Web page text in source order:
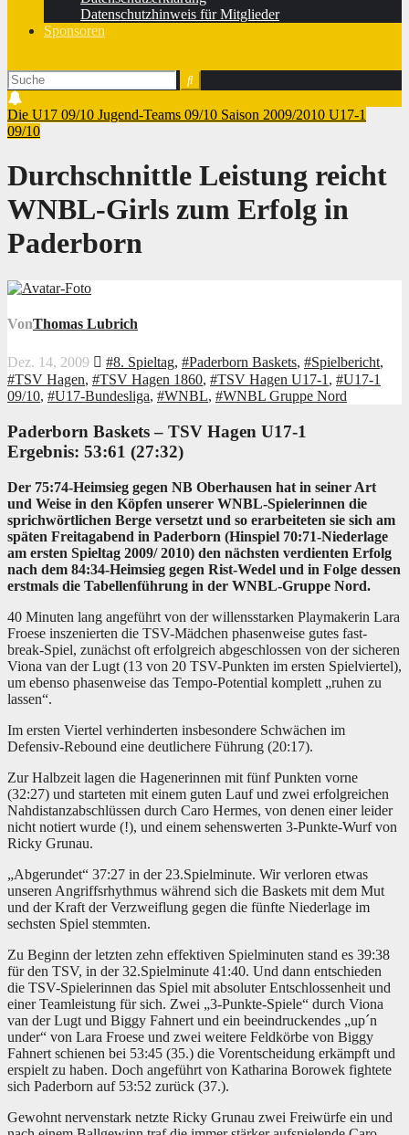
Datenschutzhinweis für Mitglieder
Sponsoren
Die U17 09/10 Jugend-Teams 09/10 Saison 2009/2010 U17-1
09/10
Durchschnittle Leistung reicht
WNBL-Girls zum Erfolg in
Paderborn
VonThomas Lubrich
Dez. 14, 2009 #8. Spieltag, #Paderborn Baskets, #Spielbericht,
#TSV Hagen, #TSV Hagen 1860, #TSV Hagen U17-1, #U17-1
09/10, #U17-Bundesliga, #WNBL, #WNBL Gruppe Nord
Paderborn Baskets – TSV Hagen U17-1
Ergebnis: 53:61 (27:32)
Der 75:74-Heimsieg gegen NB Oberhausen hat in seiner Art
und Weise in den Köpfen unserer WNBL-Spielerinnen die
sprichwörtlichen Berge versetzt und so erarbeiteten sie sich am
späten Freitagabend in Paderborn (Hinspiel 70:71-Niederlage
am ersten Spieltag 2009/ 2010) den nächsten verdienten Erfolg
nach dem 84:34-Heimsieg gegen Rist-Wedel und in Folge dessen
erstmals die Tabellenführung in der WNBL-Gruppe Nord.
40 Minuten lang angeführt von der willensstarken Playmakerin Lara
Froese inszenierten die TSV-Mädchen phasenweise gutes fast-
break-Spiel, zunächst oft erfolgreich abgeschlossen von der sicheren
Viona van der Lugt (13 von 20 TSV-Punkten im ersten Spielviertel),
um ebenso phasenweise das Tempo-Potential komplett „ruhen zu
lassen“.
Im ersten Viertel verhinderten insbesondere Schwächen im
Defensiv-Rebound eine deutlichere Führung (20:17).
Zur Halbzeit lagen die Hagenerinnen mit fünf Punkten vorne
(32:27) und starteten mit einem guten Lauf und zwei erfolgreichen
Nahdistanzabschlüssen durch Caro Hermes, von denen einer leider
nicht notiert wurde (!), und einem sehenswerten 3-Punkte-Wurf von
Ricky Grunau.
„Abgerundet“ 37:27 in der 23.Spielminute. Wir verloren etwas
unseren Angriffsrhythmus während sich die Baskets mit dem Mut
und der Kraft der Verzweiflung gegen die fünfte Niederlage im
sechsten Spiel stemmten.
Zu Beginn der letzten zehn effektiven Spielminuten stand es 39:38
für den TSV, in der 32.Spielminute 41:40. Und dann entschieden
die TSV-Spielerinnen das Spiel mit absoluter Entschlossenheit und
einer Teamleistung für sich. Zwei „3-Punkte-Spiele“ durch Viona
van der Lugt und Biggy Fahnert und ein beeindruckendes „up´n
under“ von Lara Froese und zwei weitere Feldkörbe von Biggy
Fahnert schienen bei 53:45 (35.) die Vorentscheidung erkämpft und
erspielt zu haben. Doch angeführt von Katharina Borowek fightete
sich Paderborn auf 53:52 zurück (37.).
Gewohnt nervenstark netzte Ricky Grunau zwei Freiwürfe ein und